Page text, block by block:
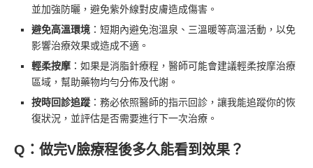
並加強防曬，避免紫外線對皮膚造成傷害。
避免高溫環境 ：短期內避免泡溫泉、三溫暖等高溫活動，以免
影響治療效果或造成不適。
輕柔按摩 ：如果是消脂針療程，醫師可能會建議輕柔按摩治療
區域，幫助藥物均勻分佈及代謝。
按時回診追蹤 ：務必依照醫師的指示回診，讓我能追蹤你的恢
復狀況，並評估是否需要進行下一次治療。
Q：做完V臉療程後多久能看到效果？